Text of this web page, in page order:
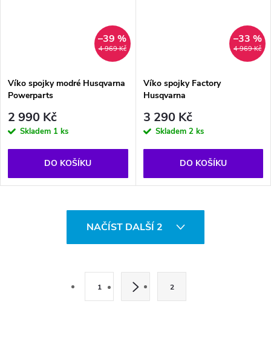
4 969 Kč
–39 %
Víko spojky modré Husqvarna
Powerparts
2 990 Kč
Skladem 1 ks
DO KOŠÍKU
4 969 Kč
–33 %
Víko spojky Factory
Husqvarna
3 290 Kč
Skladem 2 ks
DO KOŠÍKU
NAČÍST DALŠÍ 2
1 2